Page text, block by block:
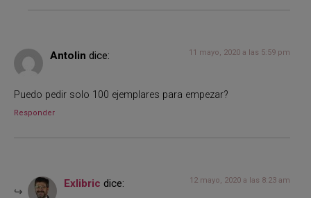
Antolin dice: 11 mayo, 2020 a las 5:59 pm
Puedo pedir solo 100 ejemplares para empezar?
Responder
Exlibric dice: 12 mayo, 2020 a las 8:23 am